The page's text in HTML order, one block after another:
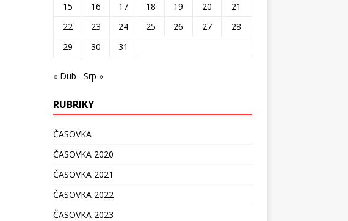
15
16 17 18 19 20
21
22
23 24 25 26 27
28
29
30 31
« Dub Srp »
RUBRIKY
ČASOVKA
ČASOVKA 2020
ČASOVKA 2021
ČASOVKA 2022
ČASOVKA 2023